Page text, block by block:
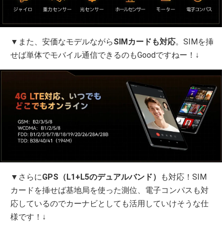
▼また、安価なモデルながらSIMカードも対応。SIMを挿
せば単体でモバイル通信できるのもGoodですねー！↓
▼さらにGPS（L1+L5のデュアルバンド）
も対応！SIM
カードを挿せば基地局を使った測位、電子コンパスも対
応しているのでカーナビとしても活用していけそうな仕
様です！↓